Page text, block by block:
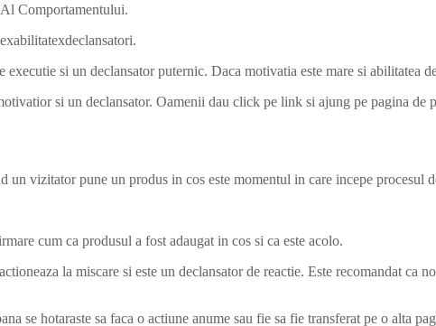
Comportamentului.
si un declansator puternic. Daca motivatia este mare si abilitatea
si un declansator. Oamenii dau click pe link si ajung pe pagina de
vizitator pune un produs in cos este momentul in care incepe procesul
cum ca produsul a fost adaugat in cos si ca este acolo.
la miscare si este un declansator de reactie. Este recomandat ca
se hotaraste sa faca o actiune anume sau fie sa fie transferat pe o alta